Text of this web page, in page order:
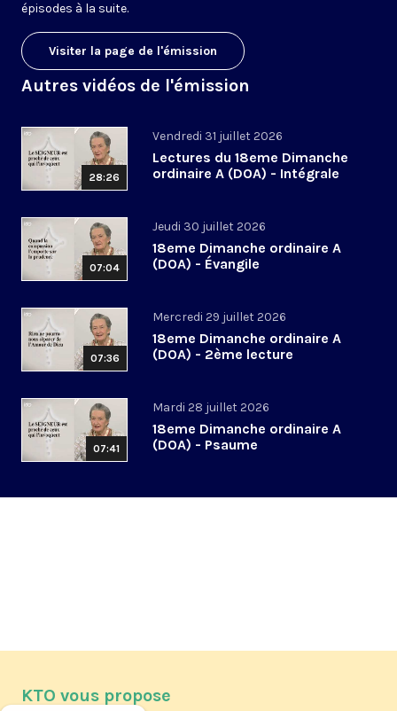
épisodes à la suite.
Visiter la page de l'émission
Autres vidéos de l'émission
28:26
Vendredi 31 juillet 2026
Lectures du 18eme Dimanche
ordinaire A (DOA) - Intégrale
07:04
Jeudi 30 juillet 2026
18eme Dimanche ordinaire A
(DOA) - Évangile
07:36
Mercredi 29 juillet 2026
18eme Dimanche ordinaire A
(DOA) - 2ème lecture
07:41
Mardi 28 juillet 2026
18eme Dimanche ordinaire A
(DOA) - Psaume
KTO vous propose